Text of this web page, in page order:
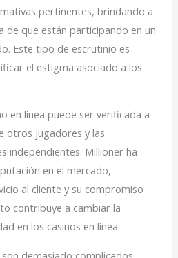
pertinentes, brindando a
de que están participando en un
Este tipo de escrutinio es
el estigma asociado a los
en línea puede ser verificada a
otros jugadores y las
independientes. Millioner ha
en el mercado,
al cliente y su compromiso
contribuye a cambiar la
en los casinos en línea.
demasiado complicados